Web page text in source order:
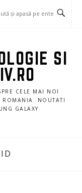
SI
CELE MAI NOI
ROMANIA. NOUTATI
GALAXY